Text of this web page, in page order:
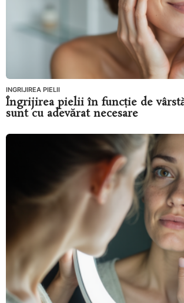
INGRIJIREA PIELII
Îngrijirea pielii în funcție de
sunt cu adevărat necesare